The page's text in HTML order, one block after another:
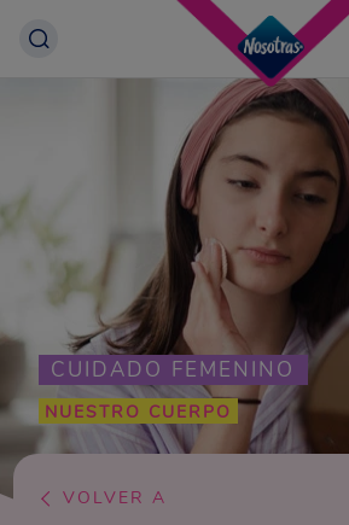
CUIDADO FEMENINO
NUESTRO CUERPO
VOLVER A